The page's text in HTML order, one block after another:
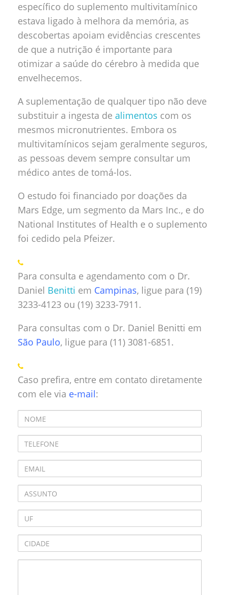
específico do suplemento multivitamínico
estava ligado à melhora da memória, as
descobertas apoiam evidências crescentes
de que a nutrição é importante para
otimizar a saúde do cérebro à medida que
envelhecemos.
A suplementação de qualquer tipo não deve
substituir a ingesta de alimentos com os
mesmos micronutrientes. Embora os
multivitamínicos sejam geralmente seguros,
as pessoas devem sempre consultar um
médico antes de tomá-los.
O estudo foi financiado por doações da
Mars Edge, um segmento da Mars Inc., e do
National Institutes of Health e o suplemento
foi cedido pela Pfeizer.
Para consulta e agendamento com o Dr.
Daniel Benitti em Campinas, ligue para (19)
3233-4123 ou (19) 3233-7911.
Para consultas com o Dr. Daniel Benitti em
São Paulo, ligue para (11) 3081-6851.
Caso prefira, entre em contato diretamente
com ele via e-mail: